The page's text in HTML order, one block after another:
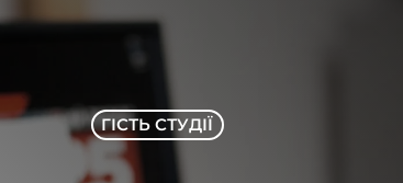
ГІСТЬ СТУДІЇ